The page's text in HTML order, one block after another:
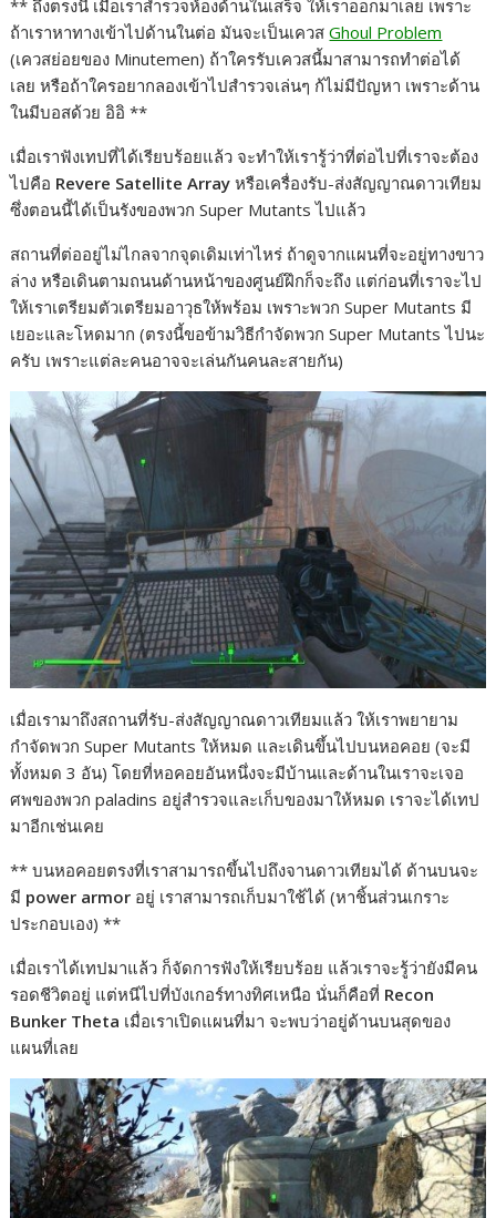
** ถึงตรงนี้ เมื่อเราสำรวจห้องด้านในเสร็จ ให้เราออกมาเลย เพราะ
ถ้าเราหาทางเข้าไปด้านในต่อ มันจะเป็นเควสGhoul Problem
(เควสย่อยของ Minutemen) ถ้าใครรับเควสนี้มาสามารถทำต่อได้
เลย หรือถ้าใครอยากลองเข้าไปสำรวจเล่นๆ ก้ไม่มีปัญหา เพราะด้าน
ในมีบอสด้วย อิอิ **
เมื่อเราฟังเทปที่ได้เรียบร้อยแล้ว จะทำให้เรารู้ว่าที่ต่อไปที่เราจะต้อง
ไปคือ Revere Satellite Array หรือเครื่องรับ-ส่งสัญญาณดาวเทียม
ซึ่งตอนนี้ได้เป็นรังของพวก Super Mutants ไปแล้ว
สถานที่ต่ออยู่ไม่ไกลจากจุดเดิมเท่าไหร่ ถ้าดูจากแผนที่จะอยู่ทางขาว
ล่าง หรือเดินตามถนนด้านหน้าของศูนย์ฝึกก็จะถึง แต่ก่อนที่เราจะไป
ให้เราเตรียมตัวเตรียมอาวุธให้พร้อม เพราะพวก Super Mutants มี
เยอะและโหดมาก (ตรงนี้ขอข้ามวิธีกำจัดพวก Super Mutants ไปนะ
ครับ เพราะแต่ละคนอาจจะเล่นกันคนละสายกัน)
เมื่อเรามาถึงสถานที่รับ-ส่งสัญญาณดาวเทียมแล้ว ให้เราพยายาม
กำจัดพวก Super Mutants ให้หมด และเดินขึ้นไปบนหอคอย (จะมี
ทั้งหมด 3 อัน) โดยที่หอคอยอันหนึ่งจะมีบ้านและด้านในเราจะเจอ
ศพของพวก paladins อยู่สำรวจและเก็บของมาให้หมด เราจะได้เทป
มาอีกเช่นเคย
** บนหอคอยตรงที่เราสามารถขึ้นไปถึงจานดาวเทียมได้ ด้านบนจะ
มี power armor อยู่ เราสามารถเก็บมาใช้ได้ (หาชิ้นส่วนเกราะ
ประกอบเอง) **
เมื่อเราได้เทปมาแล้ว ก็จัดการฟังให้เรียบร้อย แล้วเราจะรู้ว่ายังมีคน
รอดชีวิตอยู่ แต่หนีไปที่บังเกอร์ทางทิศเหนือ นั่นก็คือที่ Recon
Bunker Theta เมื่อเราเปิดแผนที่มา จะพบว่าอยู่ด้านบนสุดของ
แผนที่เลย